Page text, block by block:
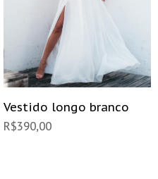
Vestido longo branco
R$390,00